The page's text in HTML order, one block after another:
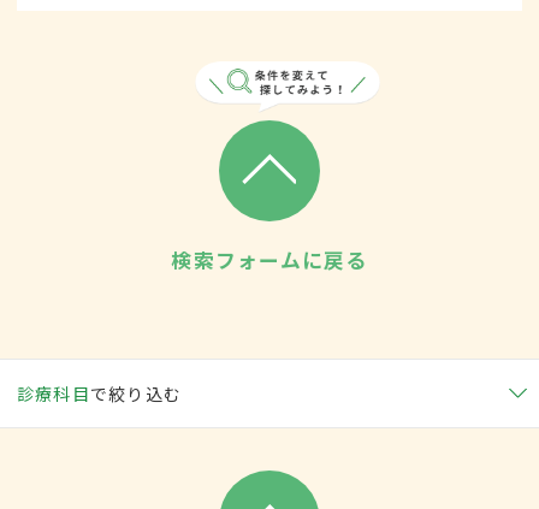
検索フォームに戻る
診療科目で絞り込む